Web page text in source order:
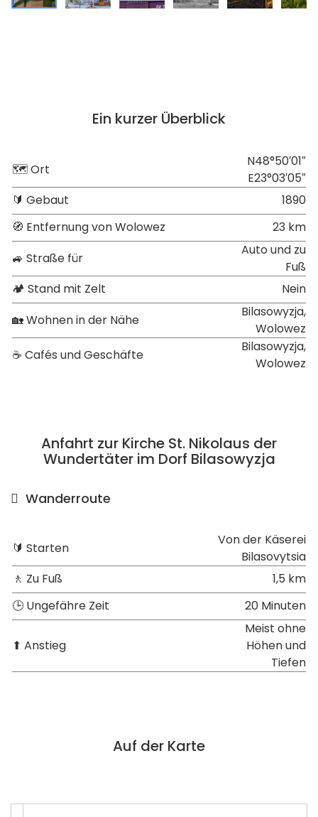
Ein kurzer Überblick
🗺 Ort
N48°50′01″
E23°03′05″
🔰 Gebaut
1890
🧭 Entfernung von Wolowez
23 km
🚙 Straße für
Auto und zu
Fuß
🏕 Stand mit Zelt
Nein
🏡 Wohnen in der Nähe
Bilasowyzja,
Wolowez
☕ Cafés und Geschäfte
Bilasowyzja,
Wolowez
Anfahrt zur Kirche St. Nikolaus der
Wundertäter im Dorf Bilasowyzja
Wanderroute
🔰 Starten
Von der Käserei
Bilasovytsia
🚶 Zu Fuß
1,5 km
🕒 Ungefähre Zeit
20 Minuten
⬆ Anstieg
Meist ohne
Höhen und
Tiefen
Auf der Karte